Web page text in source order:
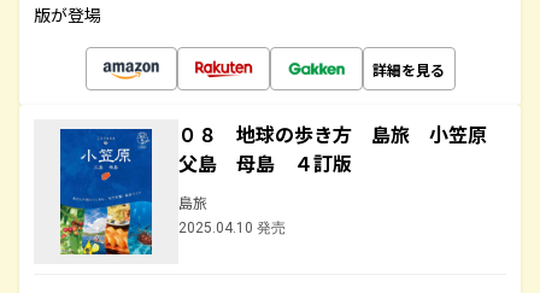
版が登場
詳細を見る
０８ 地球の歩き方 島旅 小笠原
父島 母島 ４訂版
島旅
2025.04.10 発売